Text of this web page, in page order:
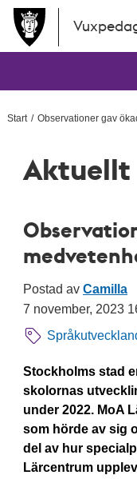
Hoppa till
Start Observationer gav
Aktuellt
Postad av Camilla
7 november, 2023
Stockholms stad
skolornas
under 2022. MoA
som hörde av sig
del av hur
Lärcentrum